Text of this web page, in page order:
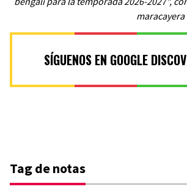
SÍGUENOS EN GOOGLE
Tag de notas